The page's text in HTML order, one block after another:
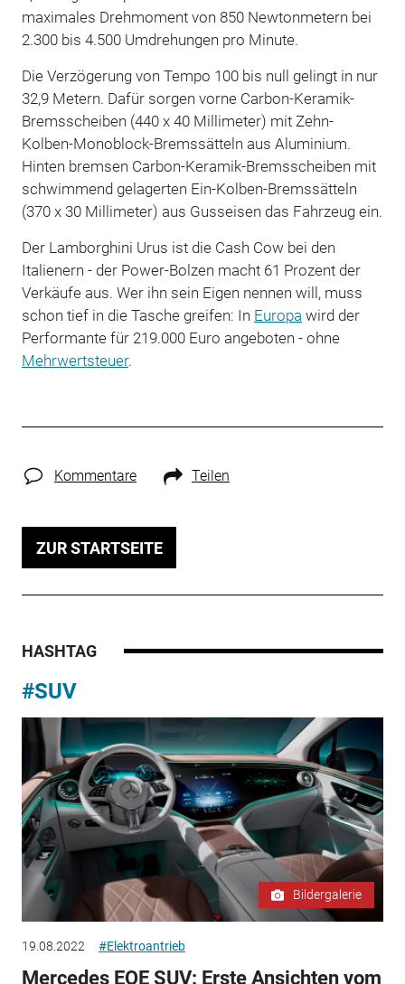
maximales Drehmoment von 850 Newtonmetern bei
2.300 bis 4.500 Umdrehungen pro Minute.
Die Verzögerung von Tempo 100 bis null gelingt in nur
32,9 Metern. Dafür sorgen vorne Carbon-Keramik-
Bremsscheiben (440 x 40 Millimeter) mit Zehn-
Kolben-Monoblock-Bremssätteln aus Aluminium.
Hinten bremsen Carbon-Keramik-Bremsscheiben mit
schwimmend gelagerten Ein-Kolben-Bremssätteln
(370 x 30 Millimeter) aus Gusseisen das Fahrzeug ein.
Der Lamborghini Urus ist die Cash Cow bei den
Italienern - der Power-Bolzen macht 61 Prozent der
Verkäufe aus. Wer ihn sein Eigen nennen will, muss
schon tief in die Tasche greifen: In Europa wird der
Performante für 219.000 Euro angeboten - ohne
Mehrwertsteuer.
Kommentare Teilen
ZUR STARTSEITE
HASHTAG
#SUV
Bildergalerie
19.08.2022 #Elektroantrieb
Mercedes EQE SUV: Erste Ansichten vom